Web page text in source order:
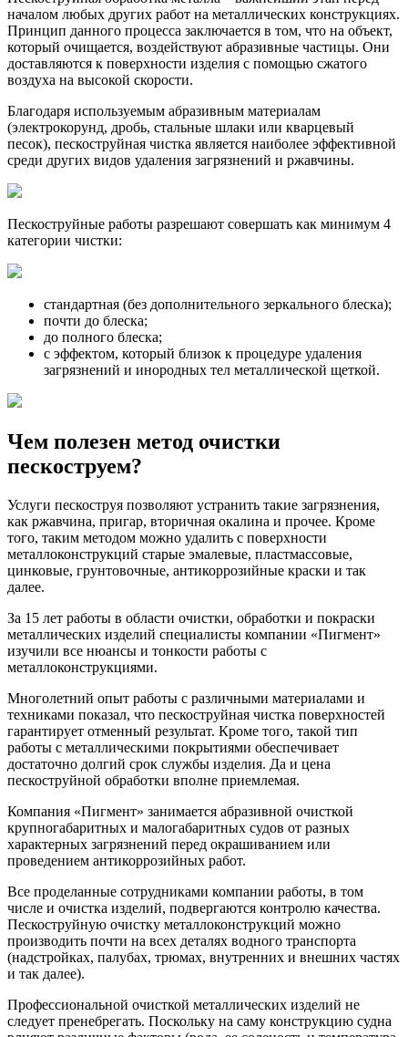
началом любых других работ на металлических конструкциях.
Принцип данного процесса заключается в том, что на объект,
который очищается, воздействуют абразивные частицы. Они
доставляются к поверхности изделия с помощью сжатого
воздуха на высокой скорости.
Благодаря используемым абразивным материалам
(электрокорунд, дробь, стальные шлаки или кварцевый
песок), пескоструйная чистка является наиболее эффективной
среди других видов удаления загрязнений и ржавчины.
Пескоструйные работы разрешают совершать как минимум 4
категории чистки:
стандартная (без дополнительного зеркального блеска);
почти до блеска;
до полного блеска;
с эффектом, который близок к процедуре удаления
загрязнений и инородных тел металлической щеткой.
Чем полезен метод очистки
пескоструем?
Услуги пескоструя позволяют устранить такие загрязнения,
как ржавчина, пригар, вторичная окалина и прочее. Кроме
того, таким методом можно удалить с поверхности
металлоконструкций старые эмалевые, пластмассовые,
цинковые, грунтовочные, антикоррозийные краски и так
далее.
За 15 лет работы в области очистки, обработки и покраски
металлических изделий специалисты компании «Пигмент»
изучили все нюансы и тонкости работы с
металлоконструкциями.
Многолетний опыт работы с различными материалами и
техниками показал, что пескоструйная чистка поверхностей
гарантирует отменный результат. Кроме того, такой тип
работы с металлическими покрытиями обеспечивает
достаточно долгий срок службы изделия. Да и цена
пескоструйной обработки вполне приемлемая.
Компания «Пигмент» занимается абразивной очисткой
крупногабаритных и малогабаритных судов от разных
характерных загрязнений перед окрашиванием или
проведением антикоррозийных работ.
Все проделанные сотрудниками компании работы, в том
числе и очистка изделий, подвергаются контролю качества.
Пескоструйную очистку металлоконструкций можно
производить почти на всех деталях водного транспорта
(надстройках, палубах, трюмах, внутренних и внешних частях
и так далее).
Профессиональной очисткой металлических изделий не
следует пренебрегать. Поскольку на саму конструкцию судна